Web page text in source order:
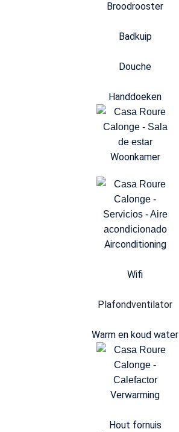
Broodrooster
Badkuip
Douche
Handdoeken
Woonkamer
Airconditioning
Wifi
Plafondventilator
Warm en koud water
Verwarming
Hout fornuis